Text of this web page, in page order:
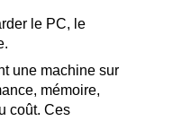
le PC, le
une machine sur
mémoire,
coût. Ces